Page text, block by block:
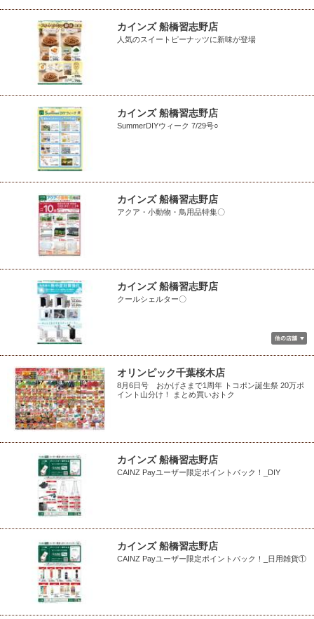
カインズ 船橋習志野店
人気のスイートピーナッツに新味が登場
カインズ 船橋習志野店
SummerDIYウィーク 7/29号○
カインズ 船橋習志野店
アクア・小動物・鳥用品特集〇
カインズ 船橋習志野店
クールシェルター〇
オリンピック千葉桜木店
8月6日号 おかげさまで1周年 トコポン誕生祭 20万ポ
イント山分け！ まとめ買いおトク
カインズ 船橋習志野店
CAINZ Payユーザー限定ポイントバック！_DIY
カインズ 船橋習志野店
CAINZ Payユーザー限定ポイントバック！_日用雑貨①